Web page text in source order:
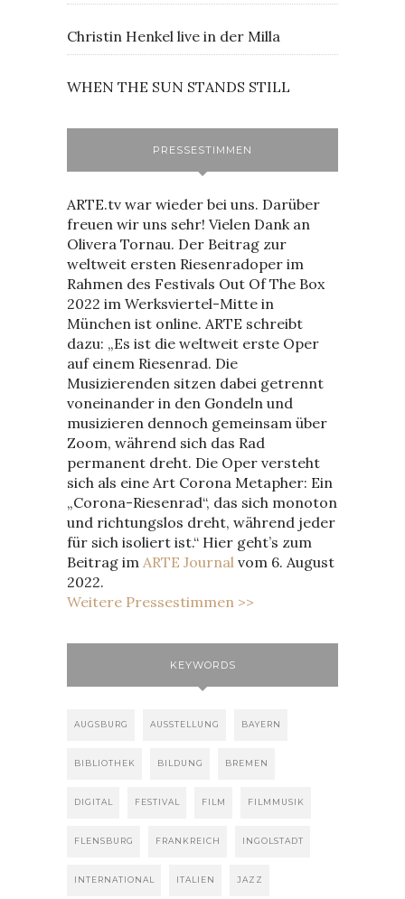
Christin Henkel live in der Milla
WHEN THE SUN STANDS STILL
PRESSESTIMMEN
ARTE.tv war wieder bei uns. Darüber
freuen wir uns sehr! Vielen Dank an
Olivera Tornau. Der Beitrag zur
weltweit ersten Riesenradoper im
Rahmen des Festivals Out Of The Box
2022 im Werksviertel-Mitte in
München ist online. ARTE schreibt
dazu: „Es ist die weltweit erste Oper
auf einem Riesenrad. Die
Musizierenden sitzen dabei getrennt
voneinander in den Gondeln und
musizieren dennoch gemeinsam über
Zoom, während sich das Rad
permanent dreht. Die Oper versteht
sich als eine Art Corona Metapher: Ein
„Corona-Riesenrad“, das sich monoton
und richtungslos dreht, während jeder
für sich isoliert ist.“ Hier geht’s zum
Beitrag im ARTE Journal vom 6. August
2022.
Weitere Pressestimmen >>
KEYWORDS
AUGSBURG AUSSTELLUNG BAYERN
BIBLIOTHEK BILDUNG BREMEN
DIGITAL FESTIVAL FILM FILMMUSIK
FLENSBURG FRANKREICH INGOLSTADT
INTERNATIONAL ITALIEN JAZZ